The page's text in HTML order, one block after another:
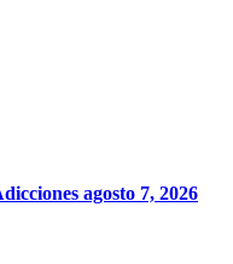
agosto 7, 2026